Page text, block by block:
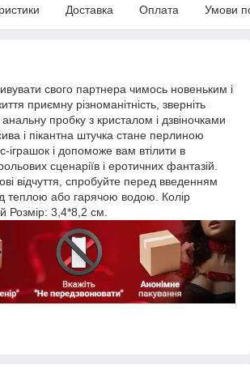
Доставка Оплата Умови
свого партнера чимось новеньким і
приємну різноманітність, зверніть
пробку з кристалом і дзвіночками
і пікантна штучка стане перлиною
іграшок і допоможе вам втілити в
сценаріїв і еротичних фантазій.
відчуття, спробуйте перед введенням
теплою або гарячою водою. Колір
Розмір: 3,4*8,2 см.